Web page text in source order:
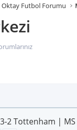
Futbol Forumu
2 Tottenham | MS